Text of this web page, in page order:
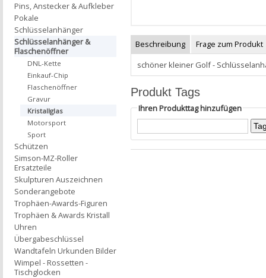
Beschreibung
Frage zum Produkt
schöner kleiner Golf -
Produkt Tags
Ihren Produkttag hinzufügen
Pins, Anstecker & Aufkleber
Pokale
Schlüsselanhänger
Schlüsselanhänger &
Flaschenöffner
DNL-Kette
Einkauf-Chip
Flaschenöffner
Gravur
Kristallglas
Motorsport
Sport
Schützen
Simson-MZ-Roller
Ersatzteile
Skulpturen Auszeichnen
Sonderangebote
Trophäen-Awards-Figuren
Trophäen & Awards Kristall
Uhren
Übergabeschlüssel
Wandtafeln Urkunden Bilder
Wimpel - Rossetten -
Tischglocken